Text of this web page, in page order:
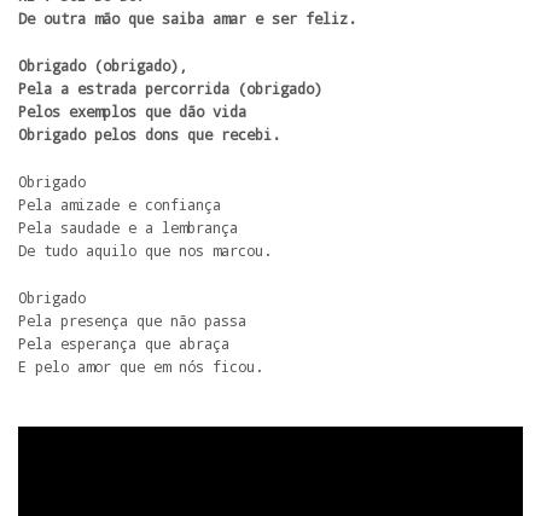
De outra mão que saiba amar e ser feliz.
Obrigado (obrigado),
Pela a estrada percorrida (obrigado)
Pelos exemplos que dão vida
Obrigado pelos dons que recebi.
Obrigado
Pela amizade e confiança
Pela saudade e a lembrança
De tudo aquilo que nos marcou.
Obrigado
Pela presença que não passa
Pela esperança que abraça
E pelo amor que em nós ficou.